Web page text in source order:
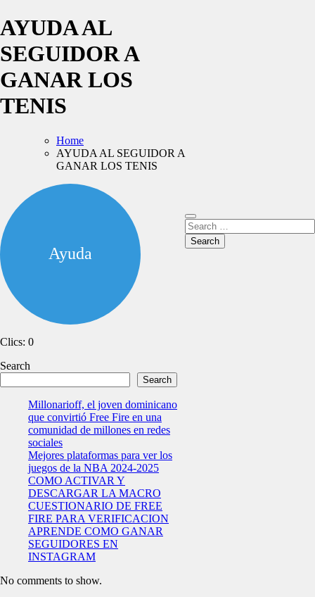
AYUDA AL
SEGUIDOR A
GANAR LOS
TENIS
Home
AYUDA AL SEGUIDOR A
GANAR LOS TENIS
Ayuda
Clics: 0
Search
Search
Millonarioff, el joven dominicano
que convirtió Free Fire en una
comunidad de millones en redes
sociales
Mejores plataformas para ver los
juegos de la NBA 2024-2025
COMO ACTIVAR Y
DESCARGAR LA MACRO
CUESTIONARIO DE FREE
FIRE PARA VERIFICACION
APRENDE COMO GANAR
SEGUIDORES EN
INSTAGRAM
No comments to show.
Search
for: